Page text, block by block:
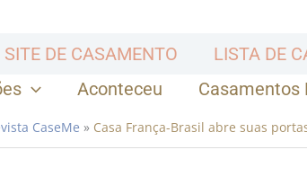
SITE DE CASAMENTO
LISTA DE
Aconteceu Casamentos
CaseMe » Casa França-Brasil abre suas